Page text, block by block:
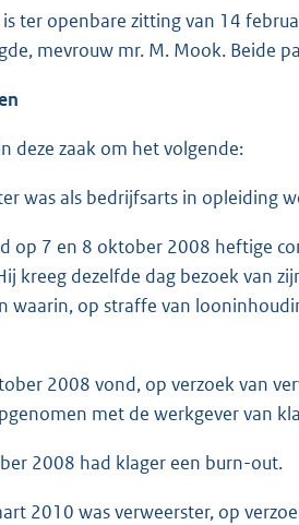
ter openbare zitting van 14
mevrouw mr. M. Mook. Beide
deze zaak om het volgende:
was als bedrijfsarts in opleiding
op 7 en 8 oktober 2008 heftige
kreeg dezelfde dag bezoek van
waarin, op straffe van
2008 vond, op verzoek van
met de werkgever van
2008 had klager een burn-out.
2010 was verweerster, op